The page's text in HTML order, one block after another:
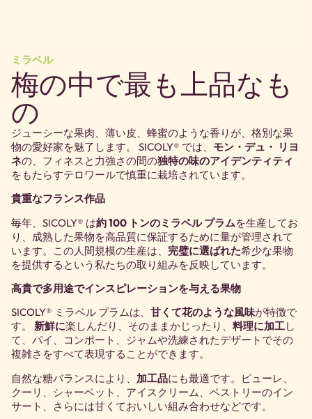
ミラベル
梅の中で最も上品なも
の
ジューシーな果肉、薄い皮、蜂蜜のような香りが、格別な果
物の愛好家を魅了します。 SICOLY® では、 モン・デュ・ リヨ
ネの、フィネスと力強さの間の独特の味のアイデンティティ
をもたらすテロワールで慎重に栽培されています。
貴重なフランス作品
毎年、SICOLY® は約 100 トンのミラベル プラムを生産してお
り、成熟した果物を高品質に保証するために量が管理されて
います。この人間規模の生産は、 完璧に選ばれた希少な果物
を提供するという私たちの取り組みを反映しています。
高貴で多用途でインスピレーションを与える果物
SICOLY® ミラベル プラムは、 甘くて花のような風味が特徴で
す。 新鮮に楽しんだり、そのままかじったり、 料理に加工し
て、パイ、コンポート、ジャムや洗練されたデザートでその
複雑さをすべて表現することができます。
自然な糖バランスにより、 加工品にも最適です。ピューレ、
クーリ、シャーベット、アイスクリーム、ペストリーのイン
サート、さらには甘くておいしい組み合わせなどです。